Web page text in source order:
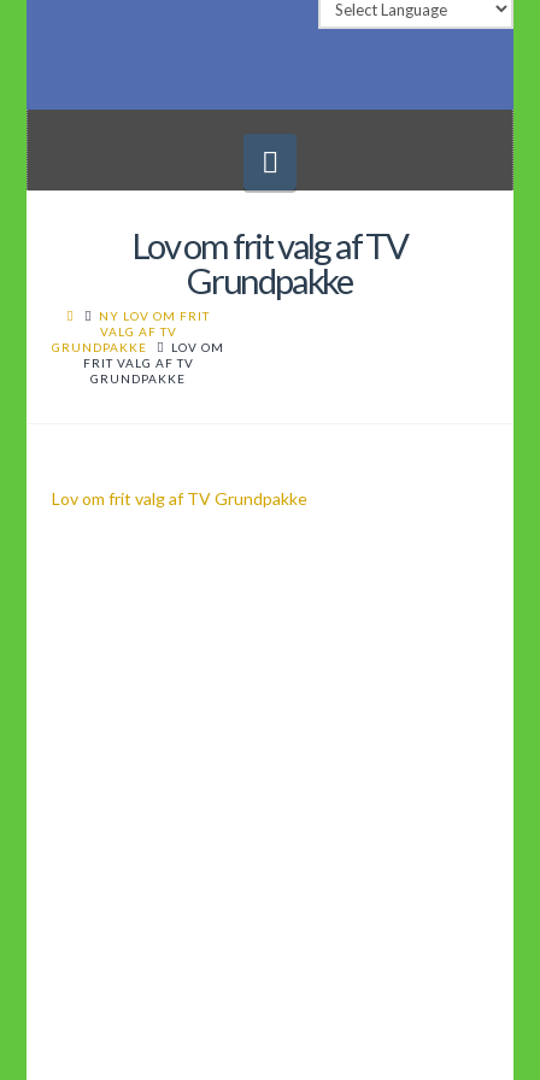
Lov om frit valg af TV
Grundpakke
NY LOV OM FRIT
VALG AF TV
GRUNDPAKKE
LOV OM
FRIT VALG AF TV
GRUNDPAKKE
Lov om frit valg af TV Grundpakke